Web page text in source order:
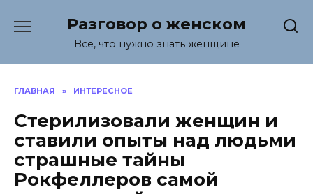
содержанию
Разговор о женском
Все, что нужно знать женщине
ГЛАВНАЯ » ИНТЕРЕСНОЕ
Стерилизовали женщин и
ставили опыты над людьми
страшные тайны
Рокфеллеров самой